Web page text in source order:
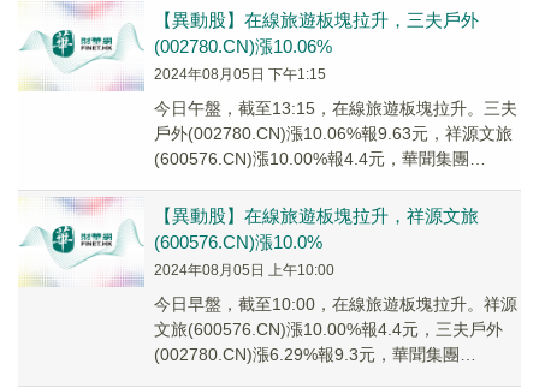
【異動股】在線旅遊板塊拉升，三夫戶外
(002780.CN)漲10.06%
2024年08月05日 下午1:15
今日午盤，截至13:15，在線旅遊板塊拉升。三夫
戶外(002780.CN)漲10.06%報9.63元，祥源文旅
(600576.CN)漲10.00%報4.4元，華聞集團
【異動股】在線旅遊板塊拉升，祥源文旅
(600576.CN)漲10.0%
2024年08月05日 上午10:00
今日早盤，截至10:00，在線旅遊板塊拉升。祥源
文旅(600576.CN)漲10.00%報4.4元，三夫戶外
(002780.CN)漲6.29%報9.3元，華聞集團